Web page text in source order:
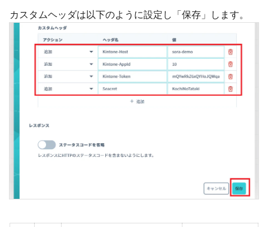
カスタムヘッダは以下のように設定し「保存」します。